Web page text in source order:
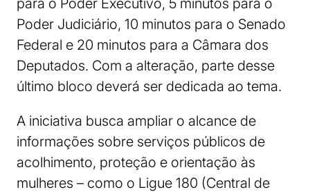
Poder Judiciário, 10 minutos para o Senado
Federal e 20 minutos para a Câmara dos
Deputados. Com a alteração, parte desse
último bloco deverá ser dedicada ao tema.
A iniciativa busca ampliar o alcance de
informações sobre serviços públicos de
acolhimento, proteção e orientação às
mulheres – como o Ligue 180 (Central de